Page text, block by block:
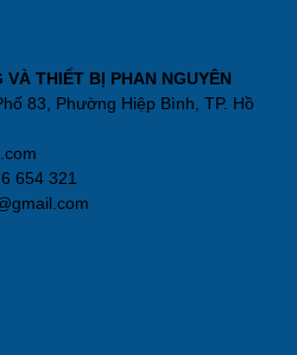
THIẾT BỊ PHAN NGUYÊN
83, Phường Hiệp Bình, TP. Hồ
654 321